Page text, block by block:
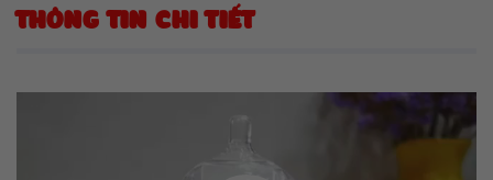
THÔNG TIN CHI TIẾT